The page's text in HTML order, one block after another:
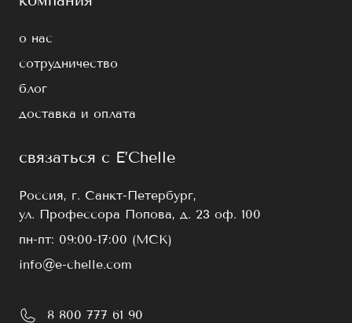
о нас
сотрудничество
блог
доставка и оплата
связаться с E’Chelle
Россия, г. Санкт-Петербург,
ул. Профессора Попова, д. 23 оф. 100
пн-пт: 09:00-17:00 (МСК)
info@e-chelle.com
8 800 777 61 90